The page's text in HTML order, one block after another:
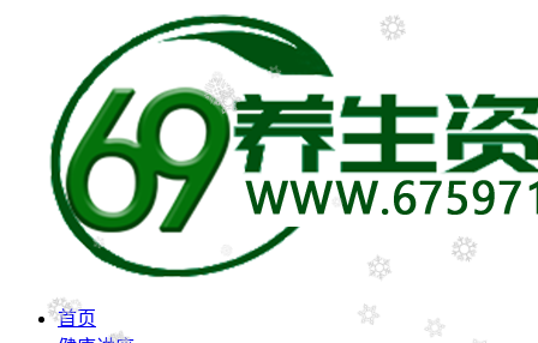
首页